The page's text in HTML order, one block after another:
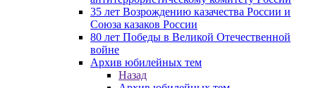
35 лет Возрождению казачества России и
Союза казаков России
80 лет Победы в Великой Отечественной
войне
Архив юбилейных тем
Назад